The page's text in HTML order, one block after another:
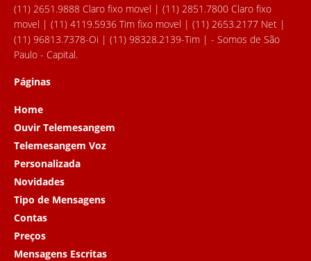
(11) 2651.9888 Claro fixo movel | (11) 2851.7800 Claro fixo
movel | (11) 4119.5936 Tim fixo movel | (11) 2653.2177 Net |
(11) 96813.7378-Oi | (11) 98328.2139-Tim | - Somos de São
Paulo - Capital.
Páginas
Home
Ouvir Telemesangem
Telemesangem Voz
Personalizada
Novidades
Tipo de Mensagens
Contas
Preços
Mensagens Escritas